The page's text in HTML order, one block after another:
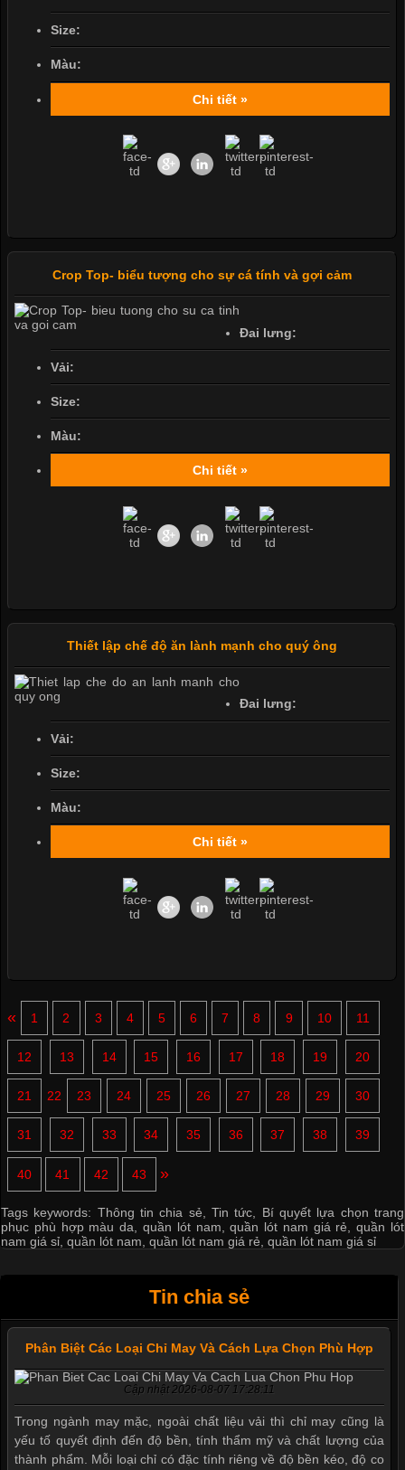
Size:
Màu:
Chi tiết »
Crop Top- biểu tượng cho sự cá tính và gợi cảm
Đai lưng:
Vải:
Size:
Màu:
Chi tiết »
Thiết lập chế độ ăn lành mạnh cho quý ông
Đai lưng:
Vải:
Size:
Màu:
Chi tiết »
« 1 2 3 4 5 6 7 8 9 10 11
12 13 14 15 16 17 18 19 20
21 22 23 24 25 26 27 28 29 30
31 32 33 34 35 36 37 38 39
40 41 42 43 »
Tags keywords: Thông tin chia sẻ ,Tin tức
Bí quyết lựa chọn trang
phục phù hợp màu da
quần lót nam ,quần lót nam giá rẻ ,quần lót
nam giá sỉ quần lót nam quần lót nam giá rẻ quần lót nam giá sỉ
Tin chia sẻ
Phân Biệt Các Loại Chỉ May Và Cách Lựa Chọn Phù Hợp
Cập nhật 2026-08-07 17:28:11
Trong ngành may mặc, ngoài chất liệu vải thì chỉ may cũng là
yếu tố quyết định đến độ bền, tính thẩm mỹ và chất lượng của
thành phẩm. Mỗi loại chỉ có đặc tính riêng về độ bền kéo, độ co